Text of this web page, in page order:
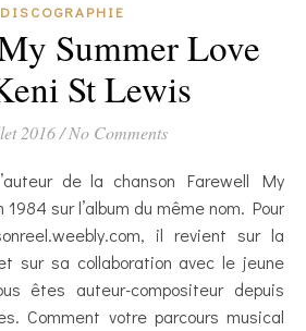
DISCOGRAPHIE
Summer Love
St Lewis
2016/ No Comments
sur l’album du même nom. Pour
il revient sur la
sur sa collaboration avec le jeune
êtes auteur-compositeur depuis
Comment votre parcours musical